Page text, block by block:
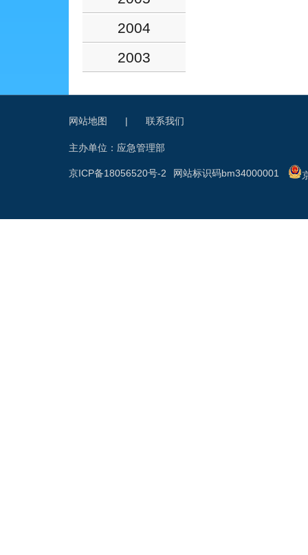
2004
2003
网站地图 | 联系我们
主办单位：应急管理部
网站标识码bm34000001
京ICP备18056520号-2